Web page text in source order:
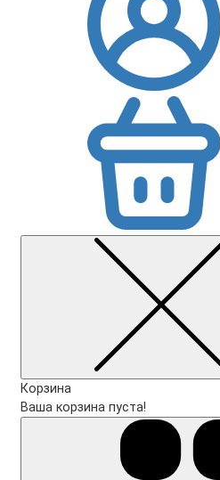
Корзина
Ваша корзина пуста!